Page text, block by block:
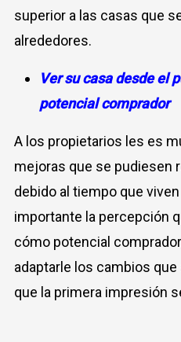
superior a las casas que
alrededores.
Ver su casa desde el
potencial comprador
A los propietarios les es
mejoras que se pudiesen
debido al tiempo que
importante la percepción
cómo potencial
adaptarle los cambios
que la primera impresión